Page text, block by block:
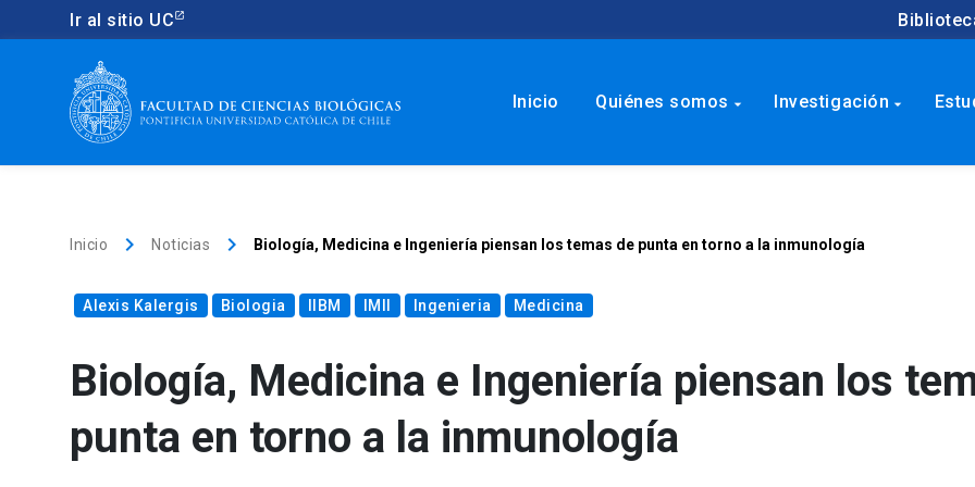
Ir al sitio UC
Inicio Quiénes somos arrow_drop_down Investigación arrow_drop_down
Inicio keyboard_arrow_right Noticias keyboard_arrow_right Biología, Medicina e Ingeniería piensan los temas de punta en torno a la inmunología
Alexis Kalergis Biologia IIBM IMII Ingenieria Medicina
Biología, Medicina e Ingeniería piensan los
punta en torno a la inmunología